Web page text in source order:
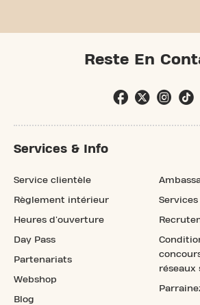
Reste En
Services & Info
Service clientèle
Règlement intérieur
Heures d'ouverture
Day Pass
Partenariats
Webshop
Blog
réseaux